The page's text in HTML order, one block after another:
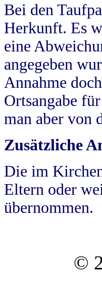
Bei den
Herkunft. Es
eine
angegeben
Annahme
Ortsangabe
man aber von
Zusätzliche
Die im
Eltern oder
übernommen.
©